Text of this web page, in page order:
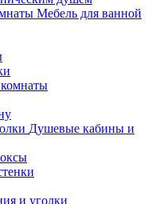
Мебель для ванной
Душевые кабины и
и уголки